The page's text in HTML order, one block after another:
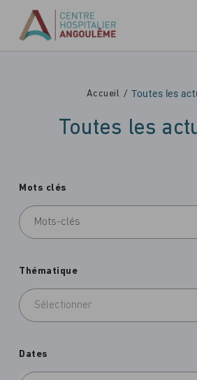
Accueil Toutes les
Toutes les
Mots clés
Thématique
Sélectionner
Dates